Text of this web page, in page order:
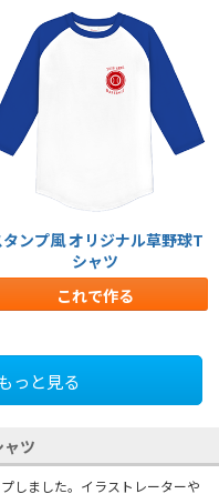
タンプ風 オリジナル草野球T
シャツ
これで作る
っと見る
ツ
しました。イラストレーターや